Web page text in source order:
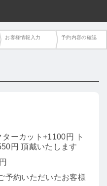
お客様情報入力 予約内容の確認
ーカット+1100円 ト
円 頂戴いたします
予約いただいたお客様